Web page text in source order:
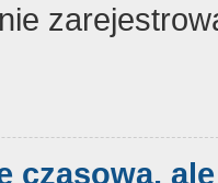
czasową,